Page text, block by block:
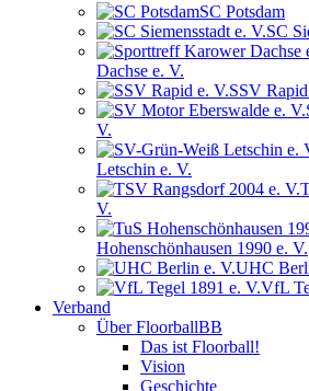
SC Potsdam
SC
Dachse e. V.
SSV
V.
Letschin e. V.
V.
Hohenschönhausen 1990 e. V.
UHC
VfL
Verband
Über FloorballBB
Das ist Floorball!
Vision
Geschichte